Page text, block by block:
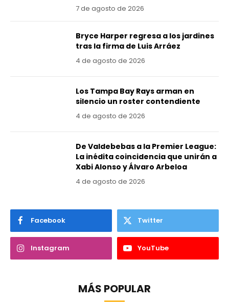
7 de agosto de 2026
Bryce Harper regresa a los jardines
tras la firma de Luis Arráez
4 de agosto de 2026
Los Tampa Bay Rays arman en
silencio un roster contendiente
4 de agosto de 2026
De Valdebebas a la Premier League:
La inédita coincidencia que unirán a
Xabi Alonso y Álvaro Arbeloa
4 de agosto de 2026
Facebook Twitter
Instagram YouTube
MÁS POPULAR